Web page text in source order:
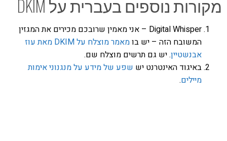
מקורות נוספים בעברית על DKIM
Digital Whisper – אני מאמין שרובכם מכירים את המגזין
המשובח הזה – יש בו
מאמר מוצלח על DKIM מאת עוז
אבנשטיין. יש גם תרשים מוצלח שם.
באיגוד האינטרנט יש שפע של מידע על מנגנוני אימות
מיילים.